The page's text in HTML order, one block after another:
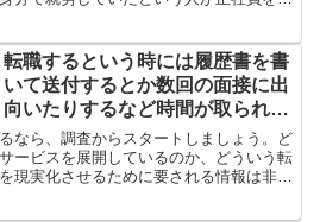
転職するという時には履歴書を書
いて送付するとか数回の面接に出
向いたりするなど時間が取られま
すので…。
なら、調査からスタートしましょう。ど
ービスを展開しているのか、どういう転
現実化させるために要される情報は非常